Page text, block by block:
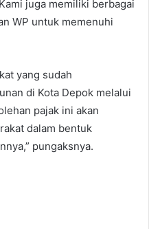
juga memiliki berbagai
WP untuk memenuhi
yang sudah
di Kota Depok melalui
pajak ini akan
dalam bentuk
pungaksnya.